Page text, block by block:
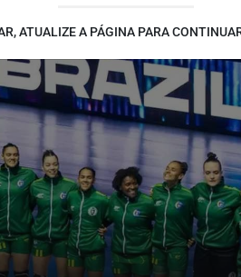
ATUALIZE A PÁGINA PARA